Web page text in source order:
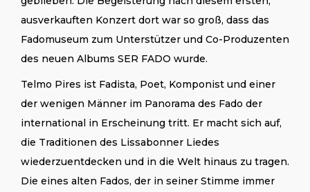
ausverkauften Konzert dort war so groß, dass das
Fadomuseum zum Unterstützer und Co-Produzenten
des neuen Albums SER FADO wurde.
Telmo Pires ist Fadista, Poet, Komponist und einer
der wenigen Männer im Panorama des Fado der
international in Erscheinung tritt. Er macht sich auf,
die Traditionen des Lissabonner Liedes
wiederzuentdecken und in die Welt hinaus zu tragen.
Die eines alten Fados, der in seiner Stimme immer